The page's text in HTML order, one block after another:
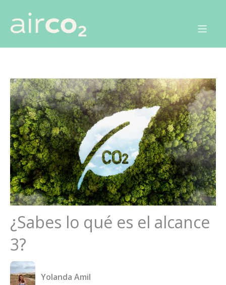
¿Sabes lo qué es el alcance
3?
Yolanda Amil